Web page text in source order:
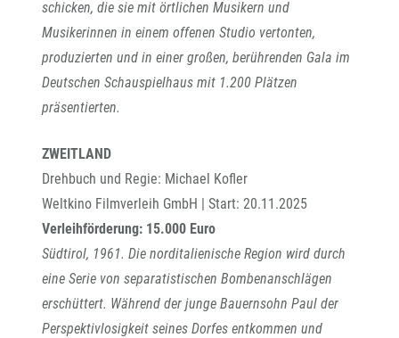
schicken, die sie mit örtlichen Musikern und
Musikerinnen in einem offenen Studio vertonten,
produzierten und in einer großen, berührenden Gala im
Deutschen Schauspielhaus mit 1.200 Plätzen
präsentierten.
ZWEITLAND
Drehbuch und Regie: Michael Kofler
Weltkino Filmverleih GmbH | Start: 20.11.2025
Verleihförderung: 15.000 Euro
Südtirol, 1961. Die norditalienische Region wird durch
eine Serie von separatistischen Bombenanschlägen
erschüttert. Während der junge Bauernsohn Paul der
Perspektivlosigkeit seines Dorfes entkommen und